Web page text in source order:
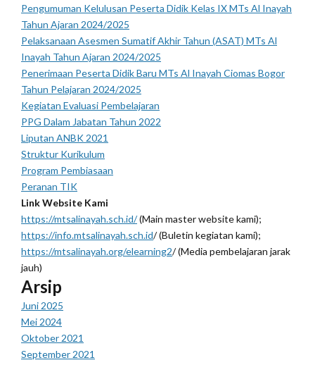
Pengumuman Kelulusan Peserta Didik Kelas IX MTs Al Inayah
Tahun Ajaran 2024/2025
Pelaksanaan Asesmen Sumatif Akhir Tahun (ASAT) MTs Al
Inayah Tahun Ajaran 2024/2025
Penerimaan Peserta Didik Baru MTs Al Inayah Ciomas Bogor
Tahun Pelajaran 2024/2025
Kegiatan Evaluasi Pembelajaran
PPG Dalam Jabatan Tahun 2022
Liputan ANBK 2021
Struktur Kurikulum
Program Pembiasaan
Peranan TIK
Link Website Kami
https://mtsalinayah.sch.id/(Main master website kami);
https://info.mtsalinayah.sch.id/ (Buletin kegiatan kami);
https://mtsalinayah.org/elearning2/ (Media pembelajaran jarak
jauh)
Arsip
Juni 2025
Mei 2024
Oktober 2021
September 2021